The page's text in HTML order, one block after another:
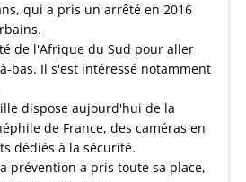
qui a pris un arrêté en 2016
de l'Afrique du Sud pour aller
bas. Il s'est intéressé notamment
dispose aujourd'hui de la
de France, des caméras en
dédiés à la sécurité.
prévention a pris toute sa place,